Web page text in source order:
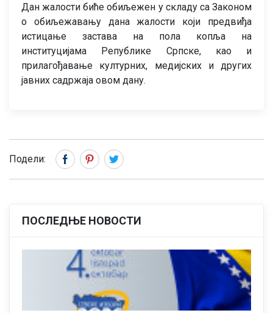
Дан жалости биће обиљежен у складу са Законом
о обиљежавању дана жалости који предвиђа
истицање застава на пола копља на
институцијама Републике Српске, као и
прилагођавање културних, медијских и других
јавних садржаја овом дану.
Подели:
ПОСЛЕДЊЕ НОВОСТИ